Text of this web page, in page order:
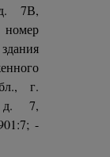
7В,
г.
д. 7,
-